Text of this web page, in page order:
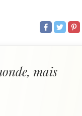
mais